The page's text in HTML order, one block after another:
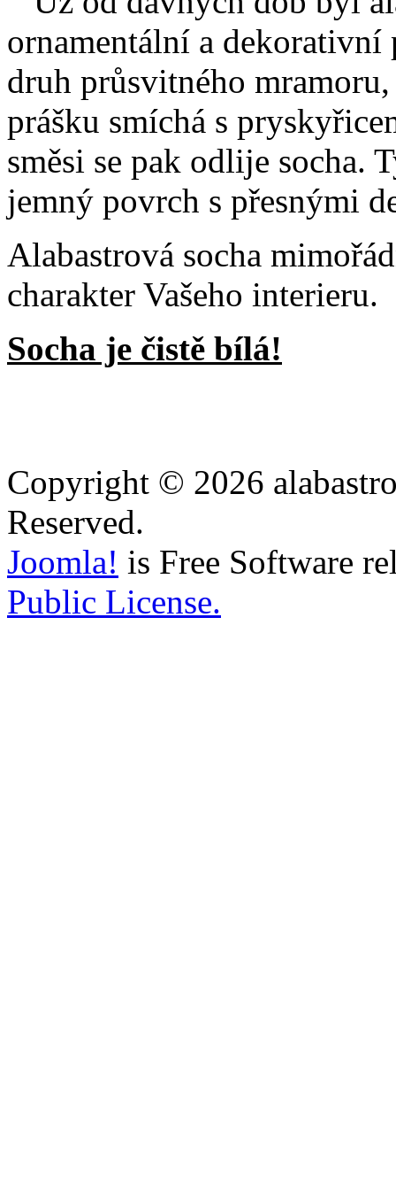
ornamentální a dekorativní
druh průsvitného
prášku smíchá s
směsi se pak odlije socha.
jemný povrch s přesnými
Alabastrová socha
charakter Vašeho interieru.
Socha je čistě bílá!
Copyright © 2026
Reserved.
Joomla! is Free Software
Public License.